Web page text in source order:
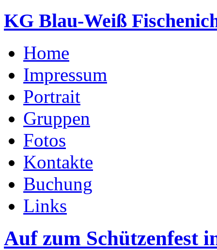
KG Blau-Weiß
Home
Impressum
Portrait
Gruppen
Fotos
Kontakte
Buchung
Links
Auf zum Schützenfest